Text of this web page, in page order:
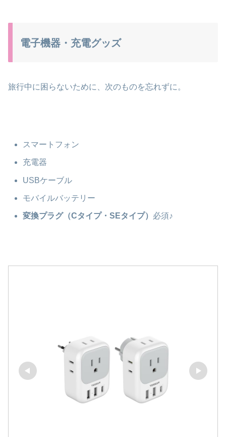
電子機器・充電グッズ
旅行中に困らないために、次のものを忘れずに。
スマートフォン
充電器
USBケーブル
モバイルバッテリー
変換プラグ（Cタイプ・SEタイプ） 必須♪